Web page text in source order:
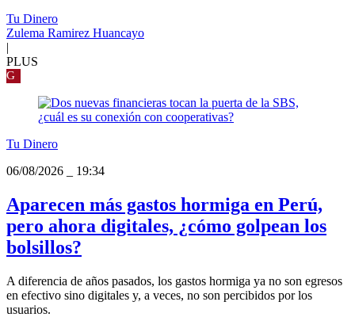
Tu Dinero
Zulema Ramirez Huancayo
|
PLUS
G
Tu Dinero
06/08/2026
19:34
Aparecen más gastos hormiga en Perú,
pero ahora digitales, ¿cómo golpean los
bolsillos?
A diferencia de años pasados, los gastos hormiga ya no son egresos
en efectivo sino digitales y, a veces, no son percibidos por los
usuarios.